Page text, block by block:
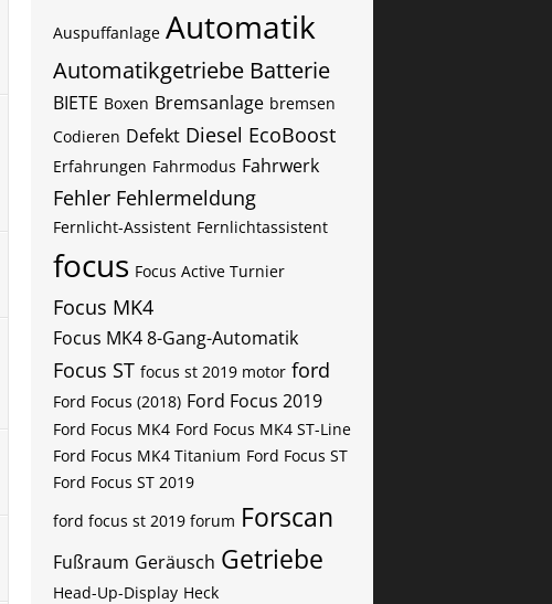
Auspuffanlage Automatik
Automatikgetriebe Batterie
BIETE Boxen Bremsanlage bremsen
Codieren Defekt Diesel EcoBoost
Erfahrungen Fahrmodus Fahrwerk
Fehler Fehlermeldung
Fernlicht-Assistent Fernlichtassistent
focus Focus Active Turnier
Focus MK4
Focus MK4 8-Gang-Automatik
Focus ST focus st 2019 motor ford
Ford Focus (2018) Ford Focus 2019
Ford Focus MK4 Ford Focus MK4 ST-Line
Ford Focus MK4 Titanium Ford Focus ST
Ford Focus ST 2019
ford focus st 2019 forum Forscan
Fußraum Geräusch Getriebe
Head-Up-Display Heck